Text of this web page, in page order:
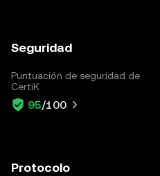
Seguridad
Puntuación de seguridad de
CertiK
95/100
Protocolo